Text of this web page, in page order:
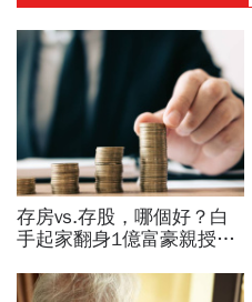
存房vs.存股，哪個好？白
手起家翻身1億富豪親授：
「它」致富